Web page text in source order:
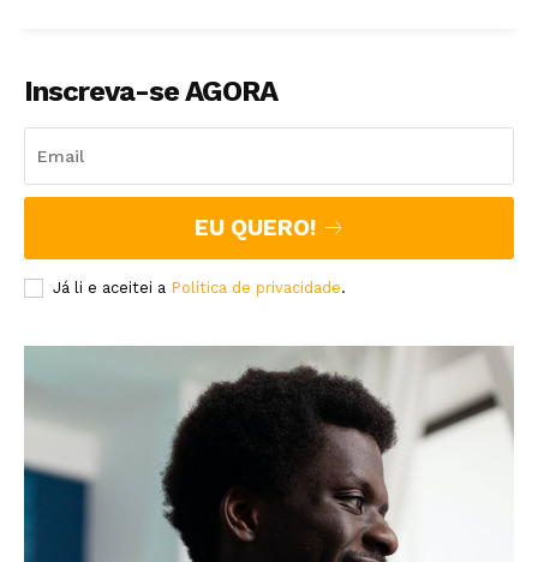
Inscreva-se AGORA
EU QUERO!
Já li e aceitei a Política de privacidade.